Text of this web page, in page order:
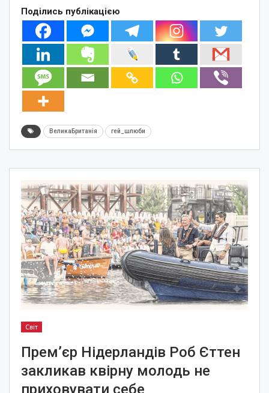
Поділись публікацією
ВеликаБританія гей_шлюби
Світ
Прем’єр Нідерландів Роб Єттен
закликав квірну молодь не